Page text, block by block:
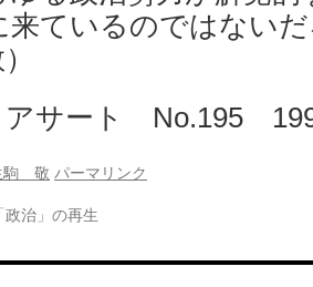
来ているのではない
アサート No.195
駒 敬 パーマリンク
政治」の再生